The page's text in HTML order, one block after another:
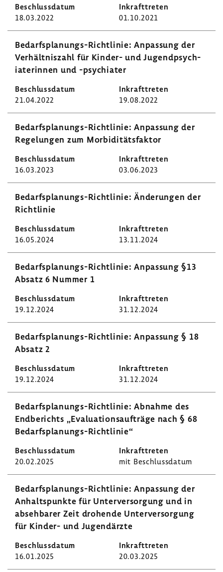
18.03.2022 01.10.2021
Bedarfsplanungs-​Richtlinie: Anpas­sung der
Verhält­nis­zahl für Kinder- und Jugend­psych­
ia­te­rinnen und -​psychiater
21.04.2022 19.08.2022
Bedarfsplanungs-​Richtlinie: Anpas­sung der
Rege­lungen zum Morbi­di­täts­faktor
16.03.2023 03.06.2023
Bedarfsplanungs-​Richtlinie: Ände­rungen der
Richt­linie
16.05.2024 13.11.2024
Bedarfsplanungs-​Richtlinie: Anpas­sung §13
Absatz 6 Nummer 1
19.12.2024 31.12.2024
Bedarfsplanungs-​Richtlinie: Anpas­sung § 18
Absatz 2
19.12.2024 31.12.2024
Bedarfsplanungs-​Richtlinie: Abnahme des
Endbe­richts „Evalua­ti­ons­auf­träge nach § 68
Bedarfsplanungs-​Richtlinie“
20.02.2025 mit Beschluss­datum
Bedarfsplanungs-​Richtlinie: Anpas­sung der
Anhalts­punkte für Unter­ver­sor­gung und in
abseh­barer Zeit drohende Unter­ver­sor­gung
für Kinder- und Jugend­ärzte
16.01.2025 20.03.2025